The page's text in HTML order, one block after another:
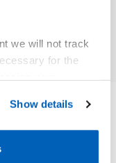
we will not track
for the
Gefran - Cookie
Show details